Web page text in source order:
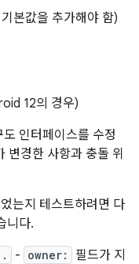
본값을 추가해야 함)
12의 경우)
인터페이스를 수정
변경한 사항과 충돌 위
는지 테스트하려면 다
니다.
- owner:
필드가 지